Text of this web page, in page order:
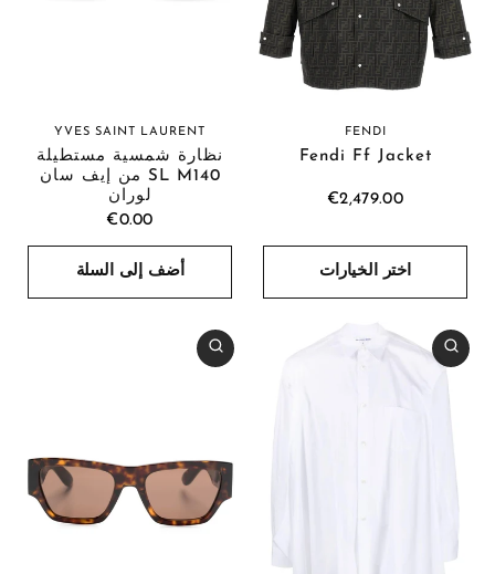
FENDI
Fendi Ff Jacket
€2,479.00
اختر الخيارات
YVES SAINT LAURENT
نظارة شمسية مستطيلة
SL M140 من إيف سان
لوران
€0.00
أضف إلى السلة